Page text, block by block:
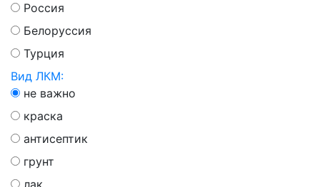
Россия
Белоруссия
Турция
Вид ЛКМ:
не важно
краска
антисептик
грунт
лак